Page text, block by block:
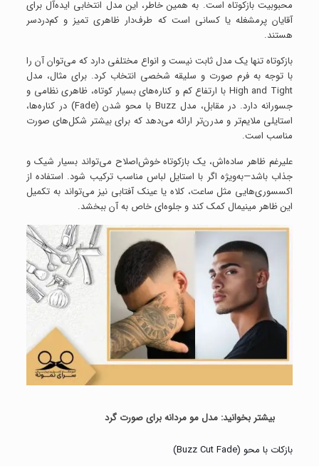
محبوبیت بازکوتاه است. به همین خاطر، این مدل انتخابی ایده‌آل برای
آقایان پرمشغله یا کسانی است که طرف‌دار ظاهری تمیز و کم‌دردسر
هستند.
بازکوتاه تنها یک مدل ثابت نیست و انواع مختلفی دارد که می‌توان آن را
با توجه به فرم صورت و سلیقه شخصی انتخاب کرد. برای مثال، مدل
High and Tight با ارتفاع کم و کناره‌های بسیار کوتاه، ظاهری نظامی و
جسورانه دارد. در مقابل، مدل Buzz با محو شدن (Fade) در کناره‌ها،
استایلی ملایم‌تر و مدرن‌تر ارائه می‌دهد که برای بیشتر شکل‌های صورت
مناسب است.
علیرغم ظاهر ساده‌اش، یک بازکوتاه خوش‌اصلاح می‌تواند بسیار شیک و
جذاب باشد—به‌ویژه اگر با استایل لباس مناسب ترکیب شود. استفاده از
اکسسوری‌هایی مثل ساعت، کلاه یا عینک آفتابی نیز می‌تواند به تکمیل
این ظاهر مینیمال کمک کند و جلوه‌ای خاص به آن ببخشد.
بیشتر بخوانید: مدل مو مردانه برای صورت گرد
بازکات با محو (Buzz Cut Fade)